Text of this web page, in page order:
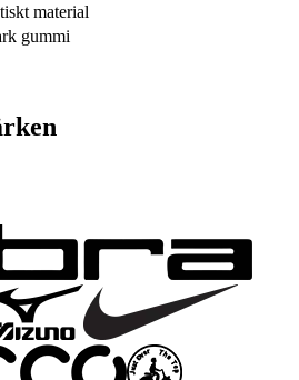
material
gummi